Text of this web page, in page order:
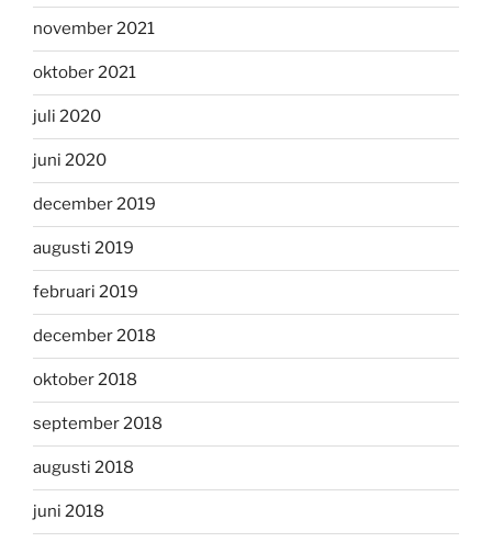
november 2021
oktober 2021
juli 2020
juni 2020
december 2019
augusti 2019
februari 2019
december 2018
oktober 2018
september 2018
augusti 2018
juni 2018